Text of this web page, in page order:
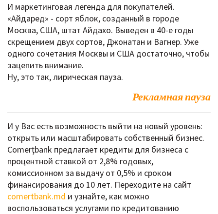
И маркетинговая легенда для покупателей.
«Айдаред» - сорт яблок, созданный в городе
Москва, США, штат Айдахо. Выведен в 40-е годы
скрещением двух сортов, Джонатан и Вагнер. Уже
одного сочетания Москвы и США достаточно, чтобы
зацепить внимание.
Ну, это так, лирическая пауза.
Рекламная пауза
И у Вас есть возможность выйти на новый уровень:
открыть или масштабировать собственный бизнес.
Comerţbank предлагает кредиты для бизнеса с
процентной ставкой от 2,8% годовых,
комиссионном за выдачу от 0,5% и сроком
финансирования до 10 лет. Переходите на сайт
comertbank.md и узнайте, как можно
воспользоваться услугами по кредитованию